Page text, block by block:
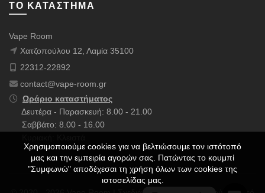
ΤΟ ΚΑΤΆΣΤΗΜΑ
Vape Room
Χατζοπούλου 12, Λαμία 35100
22312-22892
contact@vape-room.gr
Ωράριο καταστήματος
Δευτέρα - Παρασκευή: 8.00 - 21.00
Σαββάτο: 8.00 - 16.00
Χρησιμοποιούμε cookies για να βελτιώσουμε τον ιστότοπό
μας και την εμπειρία αγορών σας. Πατώντας το κουμπί
"Συμφωνώ" αποδέχεσαι τη χρήση όλων των cookies της
ιστοσελίδας μας.